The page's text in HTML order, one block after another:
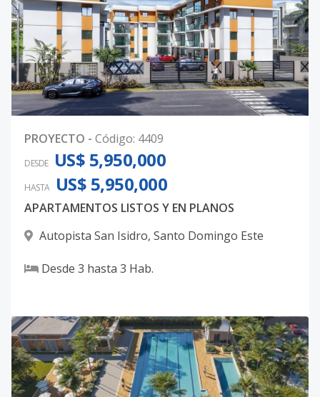
PROYECTO - Código: 4409
DESDE US$ 5,950,000
HASTA US$ 5,950,000
APARTAMENTOS LISTOS Y EN PLANOS
Autopista San Isidro, Santo Domingo Este
Desde 3 hasta 3 Hab.